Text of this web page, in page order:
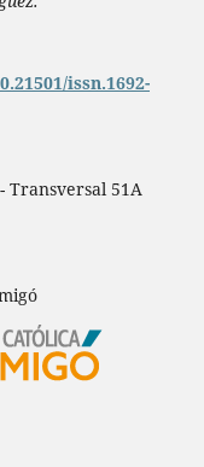
issn.1692-
- Transversal 51A